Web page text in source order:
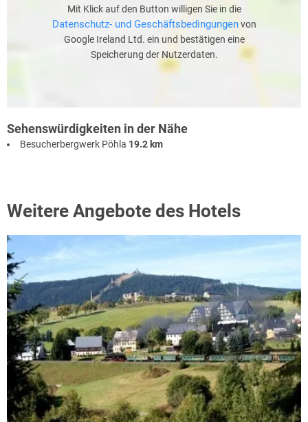
Mit Klick auf den Button willigen Sie in die
Datenschutz- und Geschäftsbedingungenvon
Google Ireland Ltd. ein und bestätigen eine
Speicherung der Nutzerdaten.
Sehenswürdigkeiten in der Nähe
Besucherbergwerk Pöhla 19.2 km
Weitere Angebote des Hotels